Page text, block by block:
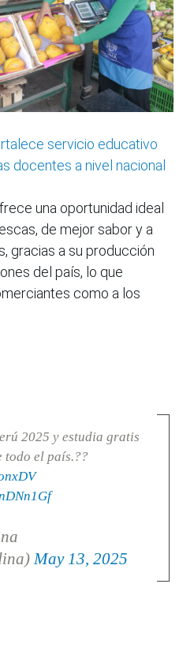
servicio educativo
docentes a nivel nacional
una oportunidad ideal
de mejor sabor y a
gracias a su producción
del país, lo que
como a los
2025 y estudia gratis
todo el país.??
May 13, 2025